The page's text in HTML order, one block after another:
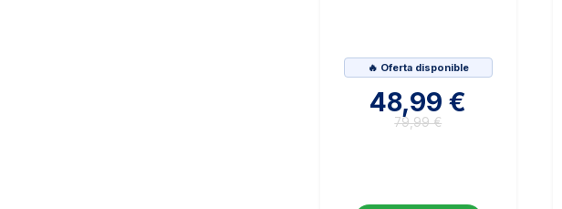
🔥 Oferta disponible
48,99 €
79,99 €